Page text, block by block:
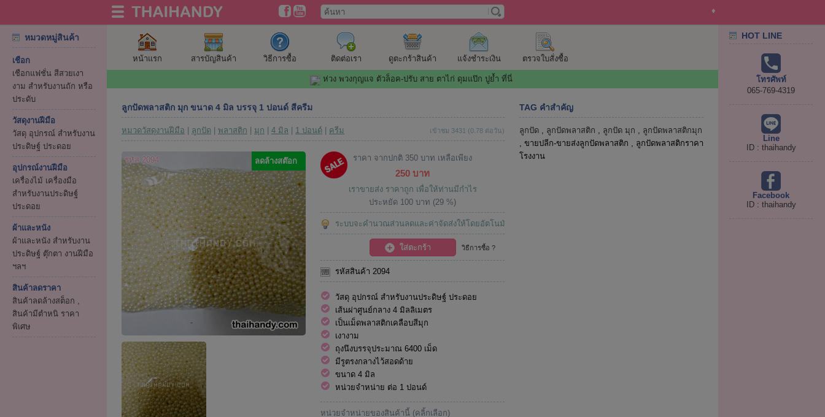
♦
หมวดหมู่สินค้า
เชือก
เชือกแฟชั่น สีสวยเงา
งาม สำหรับงานถัก หรือ
ประดับ
วัสดุงานฝีมือ
วัสดุ อุปกรณ์ สำหรับงาน
ประดิษฐ์ ประดอย
อุปกรณ์งานฝีมือ
เครื่องไม้ เครื่องมือ
สำหรับงานประดิษฐ์
ประดอย
ผ้าและหนัง
ผ้าและหนัง สำหรับงาน
ประดิษฐ์ ตุ๊กตา งานฝีมือ
ฯลฯ
สินค้าลดราคา
สินค้าลดล้างสต็อก ,
สินค้ามีตำหนิ ราคา
พิเศษ
HOT LINE
โทรศัพท์
065-769-4319
Line
ID : thaihandy
Facebook
ID : thaihandy
หน้าแรก สารบัญสินค้า วิธีการซื้อ ติดต่อเรา ดูตะกร้าสินค้า แจ้งชำระเงิน ตรวจใบสั่งซื้อ
ห่วง พวงกุญแจ ตัวล็อค-ปรับ สาย ตาไก่ ดุมแป๊ก ปูย้ำ ที่นี่
ลูกปัดพลาสติก มุก ขนาด 4 มิล บรรจุ 1 ปอนด์ สีครีม
หมวดวัสดุงานฝีมือ ลูกปัด พลาสติก มุก 4 มิล 1 ปอนด์ ครีม เข้าชม 3431 (0.78 ต่อวัน)
ลดล้างสต๊อก
รหัส 2094 ราคา จากปกติ 350 บาท เหลือเพียง
250 บาท
เราขายส่ง ราคาถูก เพื่อให้ท่านมีกำไร
ประหยัด 100 บาท (29 %)
ระบบจะคำนวณส่วนลดและค่าจัดส่งให้โดยอัตโนมัติ
วิธีการซื้อ ?
ใส่ตะกร้า
รหัสสินค้า 2094
วัสดุ อุปกรณ์ สำหรับงานประดิษฐ์ ประดอย
เส้นผ่าศูนย์กลาง 4 มิลลิเมตร
เป็นเม็ดพลาสติกเคลือบสีมุก
เงางาม
ถุงนึงบรรจุประมาณ 6400 เม็ด
มีรูตรงกลางไว้สอดด้าย
ขนาด 4 มิล
หน่วยจำหน่าย ต่อ 1 ปอนด์
หน่วยจำหน่ายของสินค้านี้ (คลิ้กเลือก)
TAG คำสำคัญ
ลูกปัด , ลูกปัดพลาสติก , ลูกปัด มุก , ลูกปัดพลาสติกมุก
, ขายปลีก-ขายส่งลูกปัดพลาสติก , ลูกปัดพลาสติกราคา
โรงงาน